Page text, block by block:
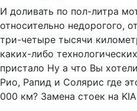
И доливать по пол-литра
относительно недорогого,
три-четыре тысячи
каких-либо
пристало Ну а что Вы
Рио, Рапид и Солярис где
000 км? Замена стоек на